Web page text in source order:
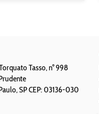
Tasso, n° 998
,SPCEP: 03136-030